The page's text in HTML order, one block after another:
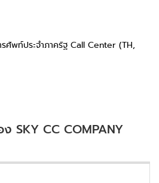
รศัพท์ประจำภาครัฐ Call Center (TH,
SKY CC COMPANY